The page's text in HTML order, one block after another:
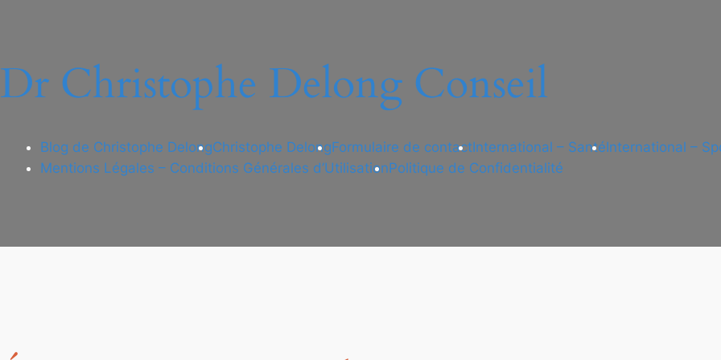
Dr Christophe Delong Conseil
Blog de Christophe DelongChristophe DelongFormulaire de contactInternational – SantéInternational –
Mentions Légales – Conditions Générales d’UtilisationPolitique de Confidentialité